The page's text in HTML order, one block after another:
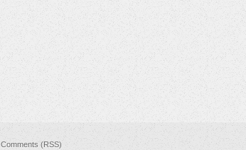
Comments (RSS)